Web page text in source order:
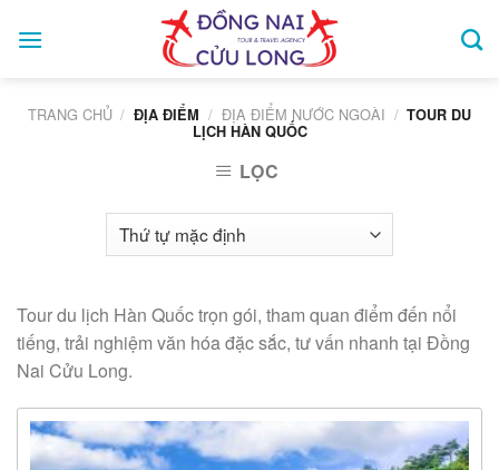
TRANG CHỦ / ĐỊA ĐIỂM / ĐỊA ĐIỂM NƯỚC NGOÀI / TOUR DU
LỊCH HÀN QUỐC
LỌC
Tour du lịch Hàn Quốc trọn gói, tham quan điểm đến nổi
tiếng, trải nghiệm văn hóa đặc sắc, tư vấn nhanh tại Đồng
Nai Cửu Long.